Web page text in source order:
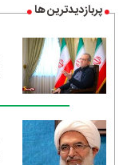
پربازدیدترین ها